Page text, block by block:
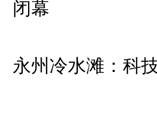
闭幕
永州冷水滩：科